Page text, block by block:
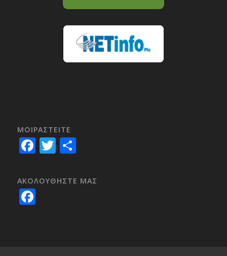
ΜΟΙΡΑΣTEITE
Facebook
Twitter
Share
ΑΚΟΛΟΥΘΗΣΤΕ ΜΑΣ
Facebook